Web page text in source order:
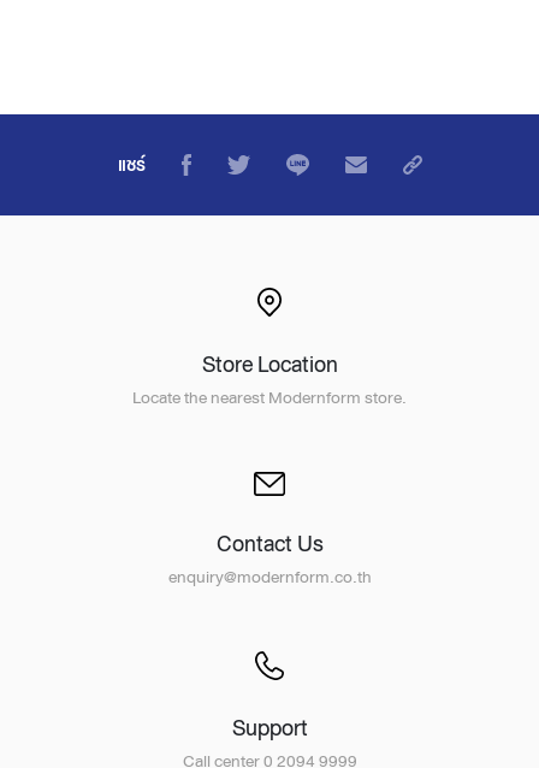
แชร์
Store Location
Locate the nearest Modernform store.
Contact Us
enquiry@modernform.co.th
Support
Call center 0 2094 9999